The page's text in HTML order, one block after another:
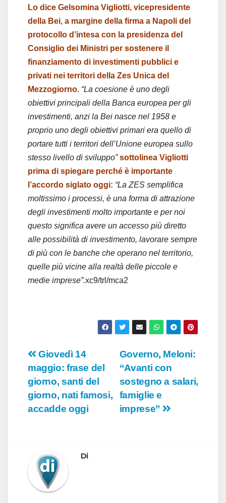
e
o
Lo dice Gelsomina Vigliotti, vicepresidente
della Bei, a margine della firma a Napoli del
protocollo d’intesa con la presidenza del
Consiglio dei Ministri per sostenere il
finanziamento di investimenti pubblici e
privati nei territori della Zes Unica del
Mezzogiorno. “La coesione è uno degli
obiettivi principali della Banca europea per gli
investimenti, anzi la Bei nasce nel 1958 e
proprio uno degli obiettivi primari era quello di
portare tutti i territori dell’Unione europea sullo
stesso livello di sviluppo” sottolinea Vigliotti
prima di spiegare perché è importante
l’accordo siglato oggi: “La ZES semplifica
moltissimo i processi, è una forma di attrazione
degli investimenti molto importante e per noi
questo significa avere un accesso più diretto
alle possibilità di investimento, lavorare sempre
di più con le banche che operano nel territorio,
quelle più vicine alla realtà delle piccole e
medie imprese”.xc9/trl/mca2
Navigazione
articoli
Governo, Meloni:
“Avanti con
sostegno a salari,
famiglie e
imprese”
Giovedì 14
maggio: frase del
giorno, santi del
giorno, nati famosi,
accadde oggi
Di